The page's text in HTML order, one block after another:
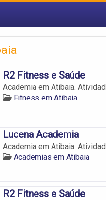
R2 Fitness e Saúde
Academia em Atibaia.
Fitness em Atibaia
Lucena Academia
Academia em Atibaia.
Academias em Atibaia
R2 Fitness e Saúde